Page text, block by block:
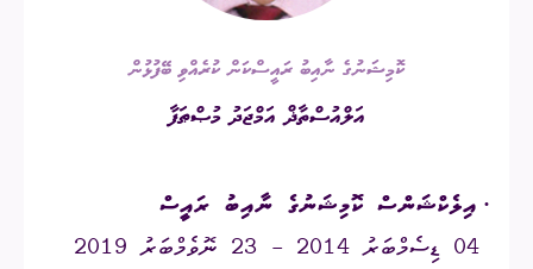
ކޮމިޝަނުގެ ނާއިބު ރައީސްކަން ކުރެއްވި ބޭފުޅުން
އަލްއުސްތާޛް އަމްޖަދު މުޞްޠަފާ
· އިލެކްޝަންސް ކޮމިޝަނުގެ ނާއިބު ރައީސް
04 ޑިސެމްބަރު 2014 - 23 ނޮވެމްބަރު 2019